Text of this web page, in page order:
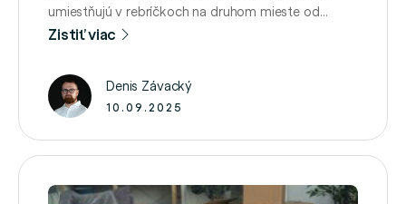
umiestňujú v rebríčkoch na druhom mieste od
konca, rodičov opúšťame v priemernom veku viac
vekovým priemerom 32 rokov. Priemerný európsky
vek opustenia rodného …
Zistiť viac
Denis Závacký
10.09.2025